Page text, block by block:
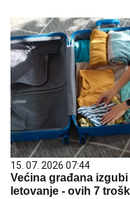
15. 07. 2026 07:44
Većina građana
letovanje - ovih 7